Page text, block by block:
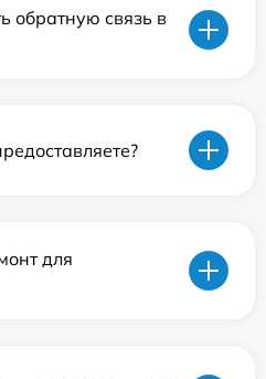
обратную связь в
для